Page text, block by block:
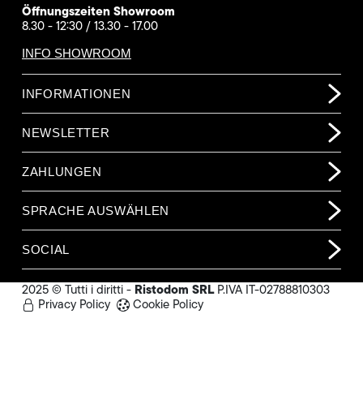
Öffnungszeiten Showroom
8.30 - 12:30 / 13.30 - 17.00
INFO SHOWROOM
INFORMATIONEN
NEWSLETTER
ZAHLUNGEN
SPRACHE AUSWÄHLEN
SOCIAL
2025 © Tutti i diritti - Ristodom SRLP.IVA IT-02788810303
Privacy Policy
Cookie Policy